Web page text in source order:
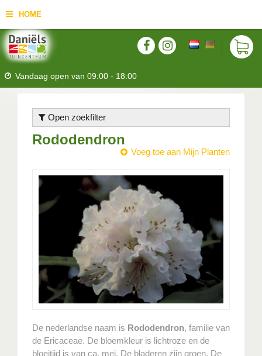
HOME
Vandaag open van 09:00 - 18:00
Open zoekfilter
Rododendron
Voeg toe aan Mijn Planten
De nederlandse naam is Rododendron, familie van
de Ericaceae. De bloemkleur is lichtroze en de
bloeitijd is van ca. mei. De bladeren zijn groen. De